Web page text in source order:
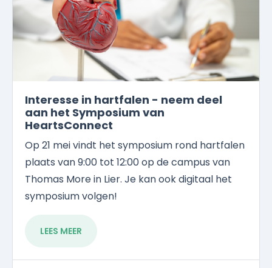
Interesse in hartfalen - neem deel
aan het Symposium van
HeartsConnect
Op 21 mei vindt het symposium rond hartfalen
plaats van 9:00 tot 12:00 op de campus van
Thomas More in Lier. Je kan ook digitaal het
symposium volgen!
LEES MEER